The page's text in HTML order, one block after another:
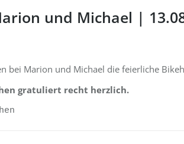
und Michael |
bei Marion und Michael die feierliche
gratuliert recht herzlich.